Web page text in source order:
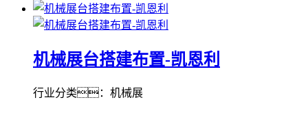
机械展台搭建布置-凯恩利
行业分类：机械展